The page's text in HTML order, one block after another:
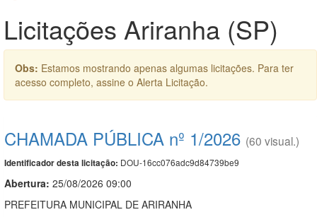
Licitações Ariranha (SP)
Obs: Estamos mostrando apenas algumas licitações. Para ter
acesso completo, assine o Alerta Licitação.
CHAMADA PÚBLICA nº 1/2026 (60 visual.)
Identificador desta licitação: DOU-16cc076adc9d84739be9
Abertura: 25/08/2026 09:00
PREFEITURA MUNICIPAL DE ARIRANHA